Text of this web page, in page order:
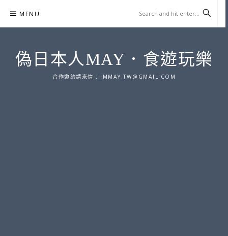
content
MENU
偽日本人MAY．食遊玩樂
合作邀約請來信 : IMMAY.TW@GMAIL.COM